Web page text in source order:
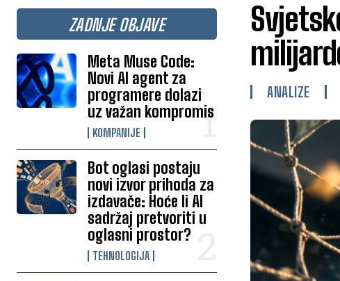
ZADNJE OBJAVE
Meta Muse Code:
Novi AI agent za
programere dolazi
uz važan kompromis
KOMPANIJE
Bot oglasi postaju
novi izvor prihoda za
izdavače: Hoće li AI
sadržaj pretvoriti u
oglasni prostor?
TEHNOLOGIJA
ANALIZE